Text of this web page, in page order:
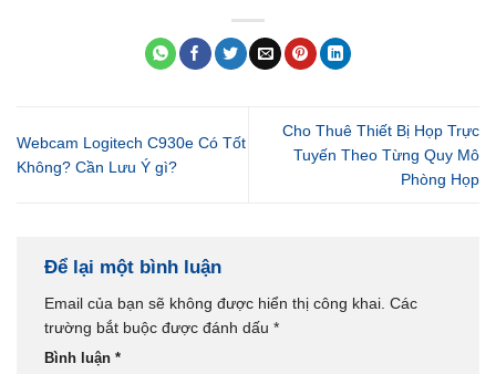
Webcam Logitech C930e Có Tốt
Không? Cần Lưu Ý gì?
Cho Thuê Thiết Bị Họp Trực
Tuyến Theo Từng Quy Mô
Phòng Họp
Để lại một bình luận
Email của bạn sẽ không được hiển thị công khai. Các
trường bắt buộc được đánh dấu *
Bình luận *